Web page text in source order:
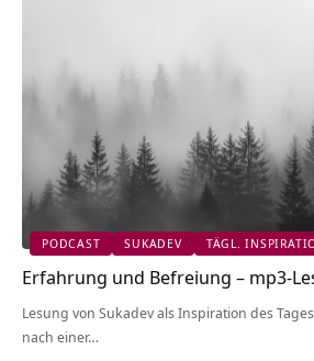
PODCAST SUKADEV TÄGL.
Erfahrung und Befreiung – mp3-
Lesung von Sukadev als Inspiration des
nach einer…